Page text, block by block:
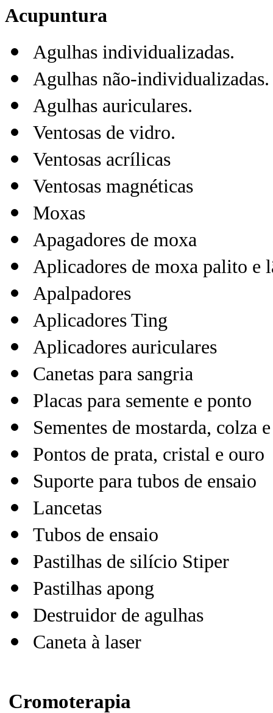
Acupuntura
Agulhas individualizadas.
Agulhas não-individualizadas.
Agulhas auriculares.
Ventosas de vidro.
Ventosas acrílicas
Ventosas magnéticas
Moxas
Apagadores de moxa
Aplicadores de moxa palito e
Apalpadores
Aplicadores Ting
Aplicadores auriculares
Canetas para sangria
Placas para semente e ponto
Sementes de mostarda, colza
Pontos de prata, cristal e
Suporte para tubos de ensaio
Lancetas
Tubos de ensaio
Pastilhas de silício Stiper
Pastilhas apong
Destruidor de agulhas
Caneta à laser
Cromoterapia